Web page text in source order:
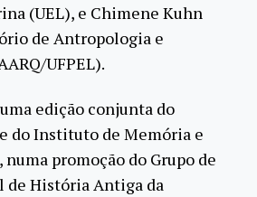
(UEL), e Chimene Kuhn
de Antropologia e
UFPEL).
edição conjunta do
e do Instituto de Memória e
promoção do Grupo de
de História Antiga da